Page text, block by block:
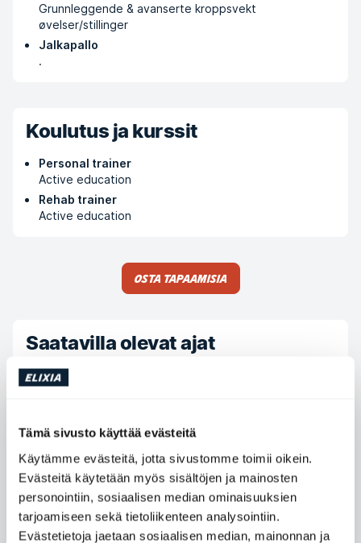
Tämä sivusto käyttää evästeitä
Käytämme evästeitä, jotta sivustomme toimii oikein.
Evästeitä käytetään myös sisältöjen ja mainosten
personointiin, sosiaalisen median ominaisuuksien
tarjoamiseen sekä tietoliikenteen analysointiin.
Evästetietoja jaetaan sosiaalisen median, mainonnan ja
Grunnleggende & avanserte kroppsvekt
øvelser/stillinger
Jalkapallo
.
Koulutus ja kurssit
Personal trainer
Active education
Rehab trainer
Active education
Osta tapaamisia
Saatavilla olevat ajat
Maanantai
Keskiviikko
Torstai
10:00 - 18:00
Perjantai
09:00 - 16:00
Lauantai
Ei saatavilla
Sunnuntai
Ei saatavilla